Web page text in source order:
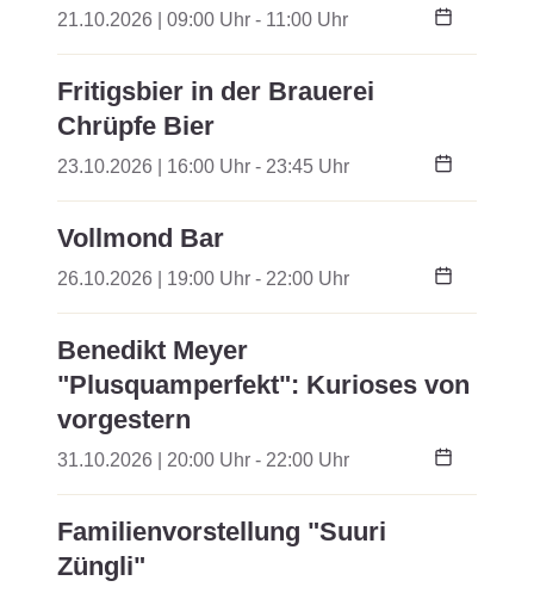
21.10.2026 | 09:00 Uhr - 11:00 Uhr
Fritigsbier in der Brauerei
Chrüpfe Bier
23.10.2026 | 16:00 Uhr - 23:45 Uhr
Vollmond Bar
26.10.2026 | 19:00 Uhr - 22:00 Uhr
Benedikt Meyer
"Plusquamperfekt": Kurioses von
vorgestern
31.10.2026 | 20:00 Uhr - 22:00 Uhr
Familienvorstellung "Suuri
Züngli"